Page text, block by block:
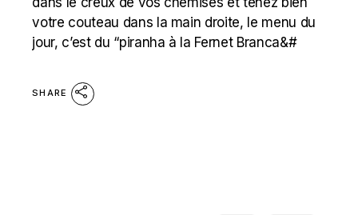
votre couteau dans la main droite, le menu du
jour, c’est du “piranha à la Fernet Branca&#
SHARE